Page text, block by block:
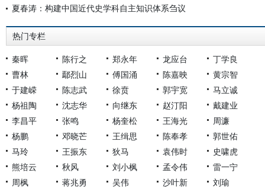
夏春涛：构建中国近代史学科自主知识体系刍议
热门专栏
秦晖 陈行之 郑永年 龙应台
丁学良
曹林
鄢烈山 傅国涌 陈嘉映
黄宗智
于建嵘
陈志武 徐贲 郭宇宽
马立诚
杨祖陶
沈志华 向继东 赵汀阳
戴建业
李昌平
张鸣 杨奎松 王海光
周濂
杨鹏
邓晓芒 王缉思 陈奉孝
郭世佑
马玲
王振东 狄马 袁伟时
史啸虎
熊培云
秋风 刘小枫 孟令伟
雷一宁
周枫
蒋兆勇 吴伟 沙叶新 刘瑜